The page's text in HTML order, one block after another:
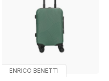
ENRICO BENETTI